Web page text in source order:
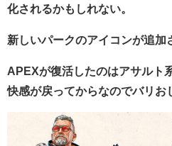
化されるかもしれない。
新しいパークのアイコンが追加
APEXが復活したのはアサルト
快感が戻ってからなのでバリお